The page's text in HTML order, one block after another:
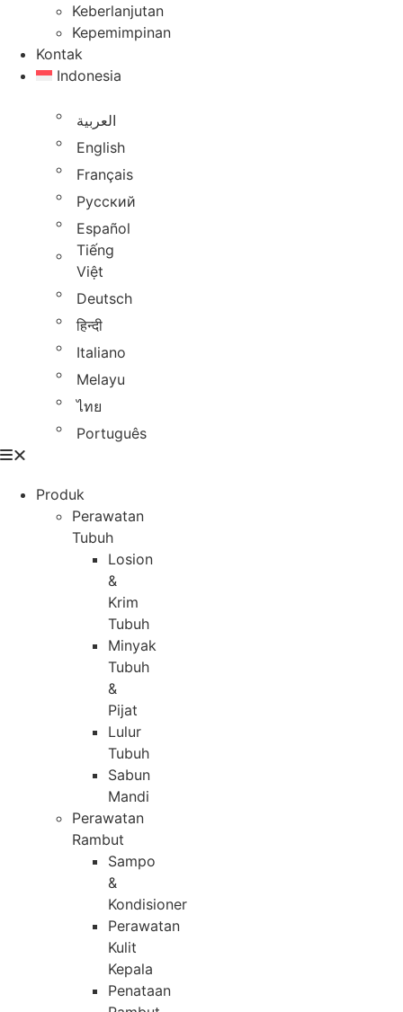
Keberlanjutan
Kepemimpinan
Kontak
Indonesia
العربية
English
Français
Русский
Español
Tiếng
Việt
Deutsch
हिन्दी
Italiano
Melayu
ไทย
Português
Produk
Perawatan
Tubuh
Losion
&
Krim
Tubuh
Minyak
Tubuh
&
Pijat
Lulur
Tubuh
Sabun
Mandi
Perawatan
Rambut
Sampo
&
Kondisioner
Perawatan
Kulit
Kepala
Penataan